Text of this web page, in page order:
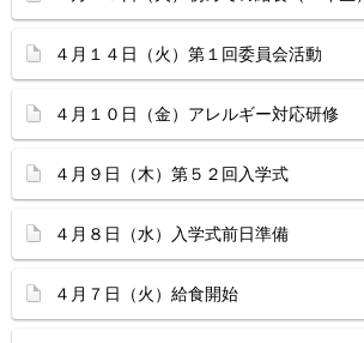
４月１４日（火）第１回委員会活動
４月１０日（金）アレルギー対応研修
４月９日（木）第５２回入学式
４月８日（水）入学式前日準備
４月７日（火）給食開始